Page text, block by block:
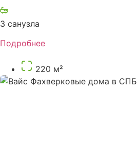
3 санузла
Подробнее
220 м²